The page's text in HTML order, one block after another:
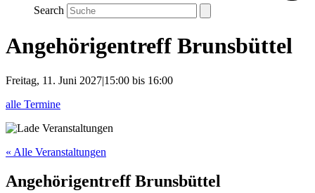
Search
Angehörigentreff Brunsbüttel
Freitag, 11. Juni 2027|15:00 bis 16:00
alle Termine
« Alle Veranstaltungen
Angehörigentreff Brunsbüttel